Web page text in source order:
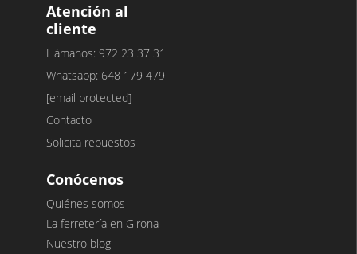
Atención al
cliente
Llámanos: 972 23 37 31
Whatsapp: 648 179 479
[email protected]
Contacto
Solicita repuestos
Conócenos
Quiénes somos
La ferretería en Girona
Nuestro blog